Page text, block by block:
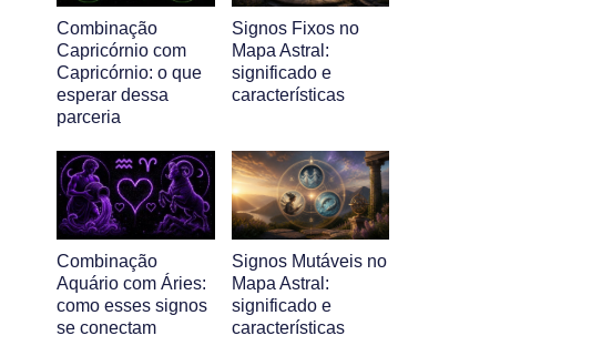
Combinação
Capricórnio com
Capricórnio: o que
esperar dessa
parceria
Signos Fixos no
Mapa Astral:
significado e
características
Combinação
Aquário com Áries:
como esses signos
se conectam
Signos Mutáveis no
Mapa Astral:
significado e
características